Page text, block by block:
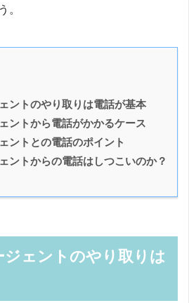
。
ントのやり取りは電話が基本
ントから電話がかかるケース
ントとの電話のポイント
ントからの電話はしつこいのか？
ジェントのやり取りは